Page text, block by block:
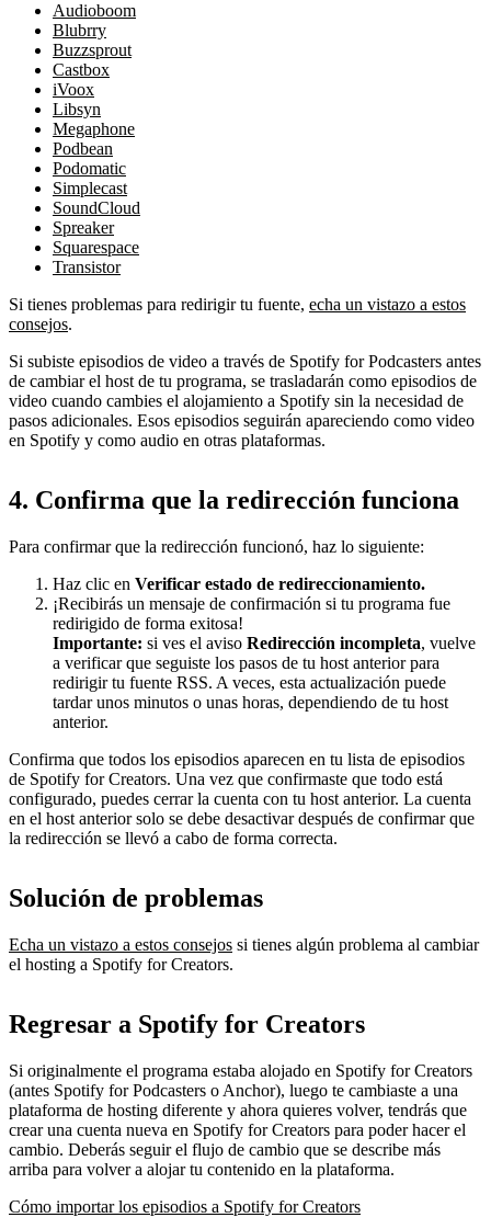
Audioboom
Blubrry
Buzzsprout
Castbox
iVoox
Libsyn
Megaphone
Podbean
Podomatic
Simplecast
SoundCloud
Spreaker
Squarespace
Transistor
Si tienes problemas para redirigir tu fuente, echa un vistazo a estos
consejos.
Si subiste episodios de video a través de Spotify for Podcasters antes
de cambiar el host de tu programa, se trasladarán como episodios de
video cuando cambies el alojamiento a Spotify sin la necesidad de
pasos adicionales. Esos episodios seguirán apareciendo como video
en Spotify y como audio en otras plataformas.
4. Confirma que la redirección funciona
Para confirmar que la redirección funcionó, haz lo siguiente:
Haz clic en Verificar estado de redireccionamiento.
¡Recibirás un mensaje de confirmación si tu programa fue
redirigido de forma exitosa!
Importante: si ves el aviso Redirección incompleta, vuelve
a verificar que seguiste los pasos de tu host anterior para
redirigir tu fuente RSS. A veces, esta actualización puede
tardar unos minutos o unas horas, dependiendo de tu host
anterior.
Confirma que todos los episodios aparecen en tu lista de episodios
de Spotify for Creators. Una vez que confirmaste que todo está
configurado, puedes cerrar la cuenta con tu host anterior. La cuenta
en el host anterior solo se debe desactivar después de confirmar que
la redirección se llevó a cabo de forma correcta.
Solución de problemas
Echa un vistazo a estos consejos si tienes algún problema al cambiar
el hosting a Spotify for Creators.
Regresar a Spotify for Creators
Si originalmente el programa estaba alojado en Spotify for Creators
(antes Spotify for Podcasters o Anchor), luego te cambiaste a una
plataforma de hosting diferente y ahora quieres volver, tendrás que
crear una cuenta nueva en Spotify for Creators para poder hacer el
cambio. Deberás seguir el flujo de cambio que se describe más
arriba para volver a alojar tu contenido en la plataforma.
Cómo importar los episodios a Spotify for Creators